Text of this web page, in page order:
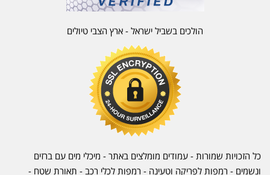
הולכים בשביל ישראל - ארץ הצבי טיולים
כל הזכויות שמורות - עמודים מומלצים באתר - מיכלי מים עם ברזים
ונשמים - רמפות לפריקה וטעינה - רמפות לכלי רכב - תאורת שטח -